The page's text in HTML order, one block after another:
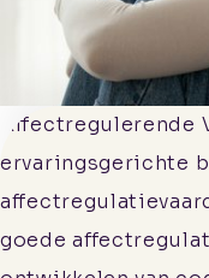
informatie
Werken
bij
Contact
Affectregulerende
ervaringsgerichte
goede